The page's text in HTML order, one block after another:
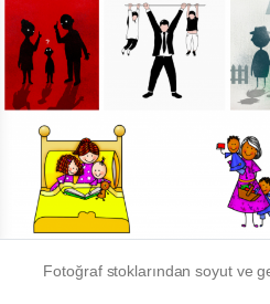
Fotoğraf stoklarından soyut ve